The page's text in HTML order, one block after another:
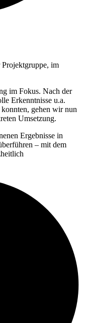
Projektgruppe, im
im Fokus. Nach der
Erkenntnisse u.a.
gehen wir nun
Umsetzung.
Ergebnisse in
– mit dem